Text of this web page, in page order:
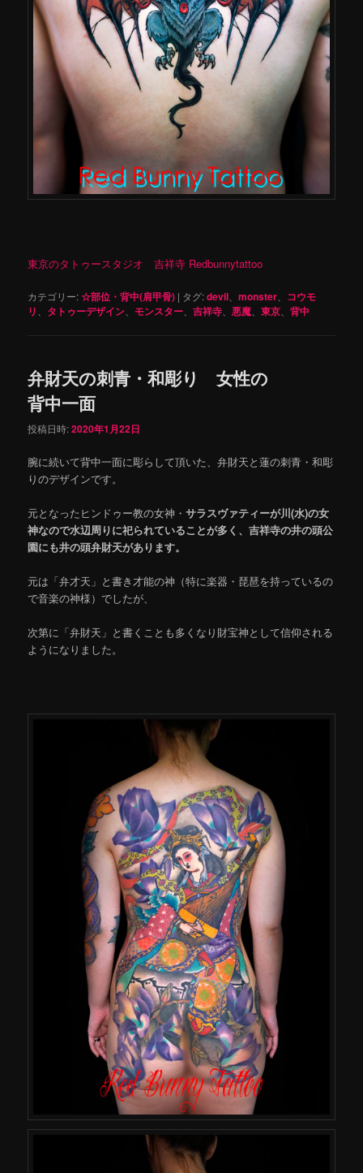
東京のタトゥースタジオ 吉祥寺 Redbunnytattoo
カテゴリー:☆部位・背中(肩甲骨) | タグ:devil 、monster
コウモ
リ
タトゥーデザイン モンスター 、吉祥寺 、悪魔 、東京 、背中
弁財天の刺青・和彫り 女性の
背中一面
投稿日時:2020年1月22日
腕に続いて背中一面に彫らして頂いた、弁財天と蓮の刺青・和彫
りのデザインです。
元となったヒンドゥー教の女神・サラスヴァティーが川(水)の女
神なので水辺周りに祀られていることが多く、吉祥寺の井の頭公
園にも井の頭弁財天があります。
元は「弁才天」と書き才能の神（特に楽器・琵琶を持っているの
で音楽の神様）でしたが、
次第に「弁財天」と書くことも多くなり財宝神として信仰される
ようになりました。